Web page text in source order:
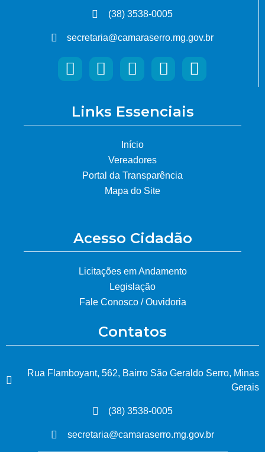
(38) 3538-0005
secretaria@camaraserro.mg.gov.br
Links Essenciais
Início
Vereadores
Portal da Transparência
Mapa do Site
Acesso Cidadão
Licitações em Andamento
Legislação
Fale Conosco / Ouvidoria
Contatos
Rua Flamboyant, 562, Bairro São Geraldo Serro, Minas
Gerais
(38) 3538-0005
secretaria@camaraserro.mg.gov.br